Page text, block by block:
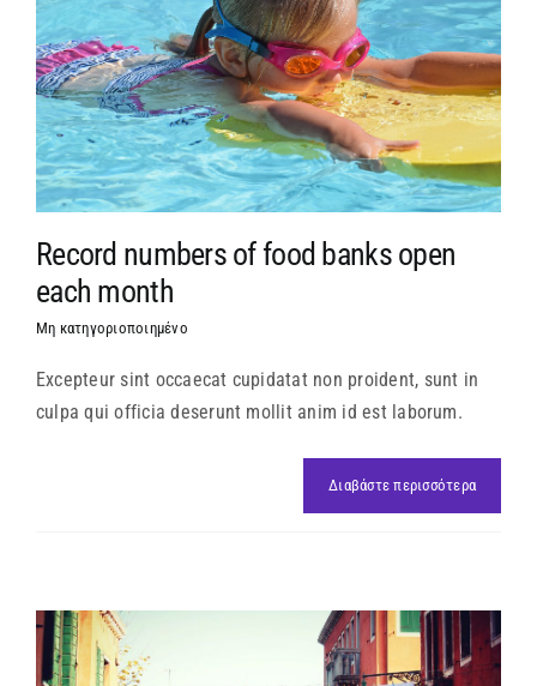
Record numbers of food banks open
each month
Μη κατηγοριοποιημένο
Excepteur sint occaecat cupidatat non proident, sunt in
culpa qui officia deserunt mollit anim id est laborum.
Διαβάστε περισσότερα